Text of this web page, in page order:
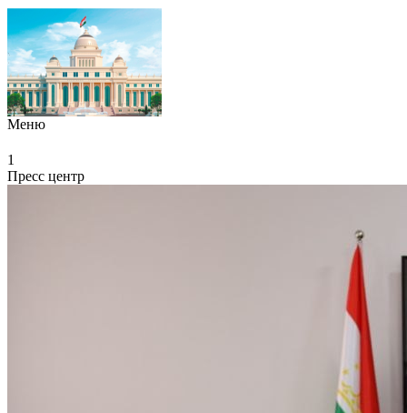
Меню
1
Пресс центр